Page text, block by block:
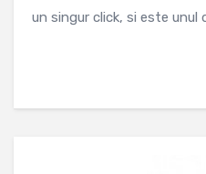
un singur click, si este unul